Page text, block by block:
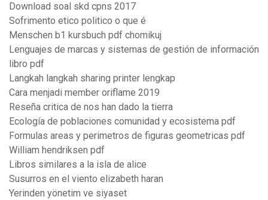
Download soal skd cpns 2017
Sofrimento etico politico o que é
Menschen b1 kursbuch pdf chomikuj
Lenguajes de marcas y sistemas de gestión de información
libro pdf
Langkah langkah sharing printer lengkap
Cara menjadi member oriflame 2019
Reseña critica de nos han dado la tierra
Ecología de poblaciones comunidad y ecosistema pdf
Formulas areas y perimetros de figuras geometricas pdf
William hendriksen pdf
Libros similares a la isla de alice
Susurros en el viento elizabeth haran
Yerinden yönetim ve siyaset